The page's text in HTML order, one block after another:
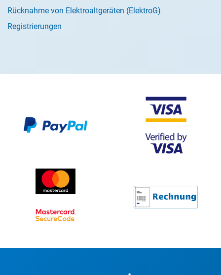
Rücknahme von Elektroaltgeräten (ElektroG)
Registrierungen